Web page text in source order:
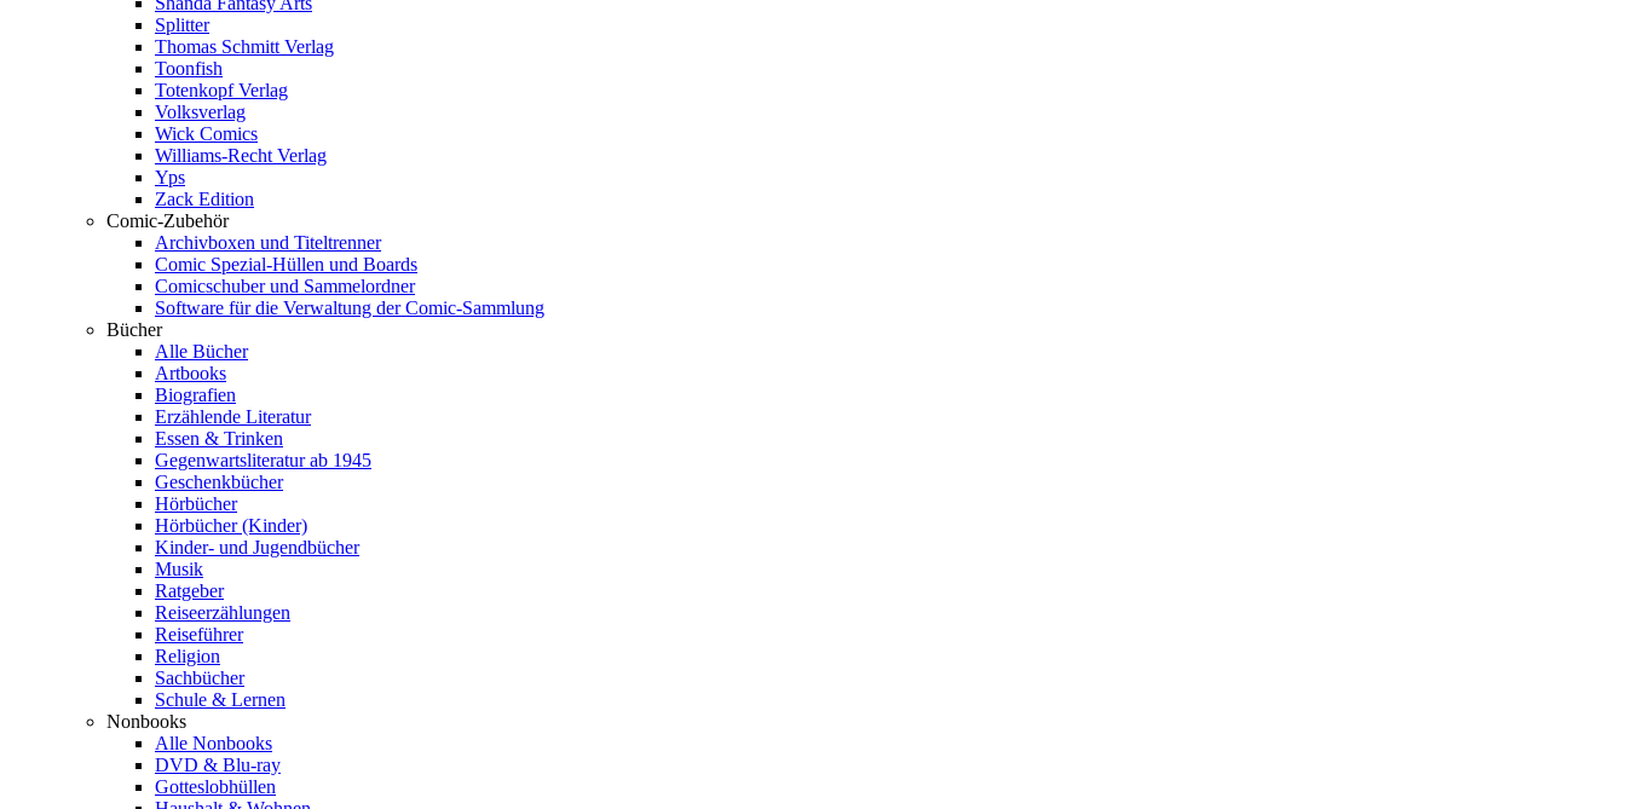
Splitter
Thomas Schmitt Verlag
Toonfish
Totenkopf Verlag
Volksverlag
Wick Comics
Williams-Recht Verlag
Yps
Zack Edition
Comic-Zubehör
Archivboxen und Titeltrenner
Comic Spezial-Hüllen und Boards
Comicschuber und Sammelordner
Software für die Verwaltung der Comic-Sammlung
Bücher
Alle Bücher
Artbooks
Biografien
Erzählende Literatur
Essen & Trinken
Gegenwartsliteratur ab 1945
Geschenkbücher
Hörbücher
Hörbücher (Kinder)
Kinder- und Jugendbücher
Musik
Ratgeber
Reiseerzählungen
Reiseführer
Religion
Sachbücher
Schule & Lernen
Nonbooks
Alle Nonbooks
DVD & Blu-ray
Gotteslobhüllen